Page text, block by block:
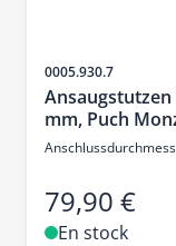
SKU
0005.930.7
mm, Puch
79,90 €
En stock